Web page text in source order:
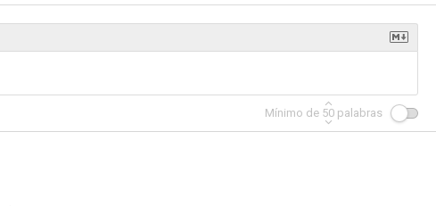
Mínimo de 50 palabras